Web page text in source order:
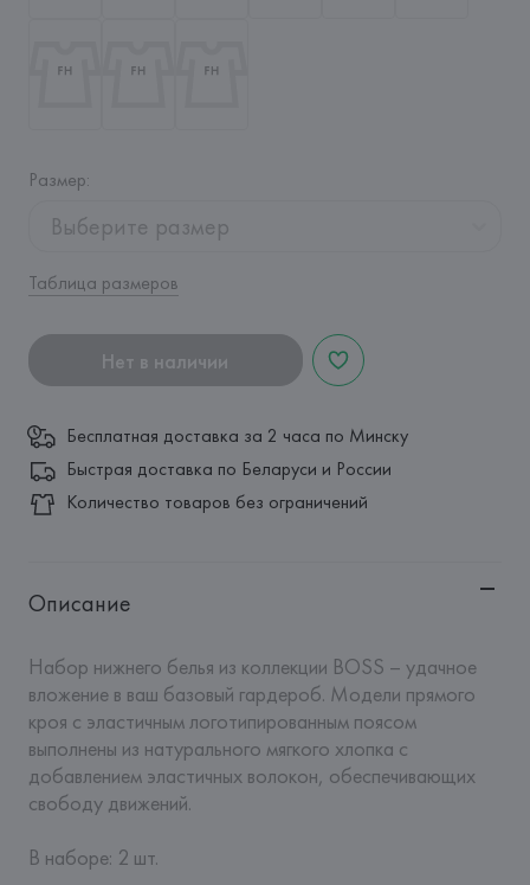
Размер:
Выберите размер
Таблица размеров
Нет в наличии
Бесплатная доставка за 2 часа по Минску
Быстрая доставка по Беларуси и России
Количество товаров без ограничений
Описание
Набор нижнего белья из коллекции BOSS – удачное
вложение в ваш базовый гардероб. Модели прямого
кроя с эластичным логотипированным поясом
выполнены из натурального мягкого хлопка с
добавлением эластичных волокон, обеспечивающих
свободу движений.
В наборе: 2 шт.